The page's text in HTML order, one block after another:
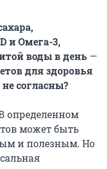
и Омега-3,
воды в день —
для здоровья
согласны?
определенном
может быть
и полезным. Но